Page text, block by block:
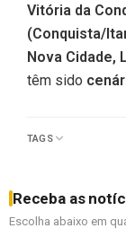
Vitória da
(Conquista/
Nova Cidade,
têm sido
TAGS
Receba as
Escolha abaixo em